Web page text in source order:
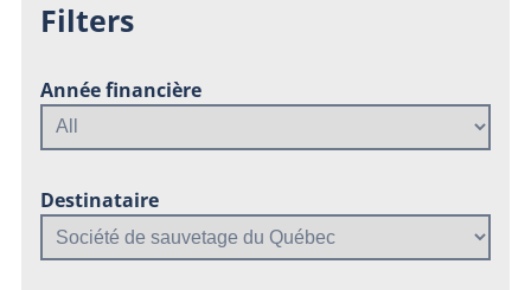
Filters
Année financière
Destinataire